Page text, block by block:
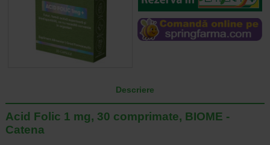
Descriere
Acid Folic 1 mg, 30 comprimate, BIOME -
Catena